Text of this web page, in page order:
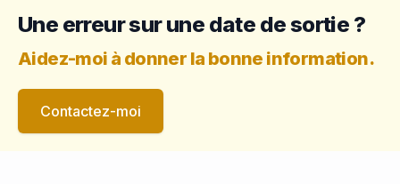
Une erreur sur une date de sortie ?
Aidez-moi à donner la bonne information.
Contactez-moi